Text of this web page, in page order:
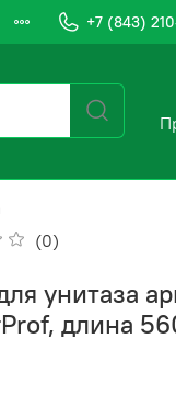
+7 (843)
(0)
унитаза
длина